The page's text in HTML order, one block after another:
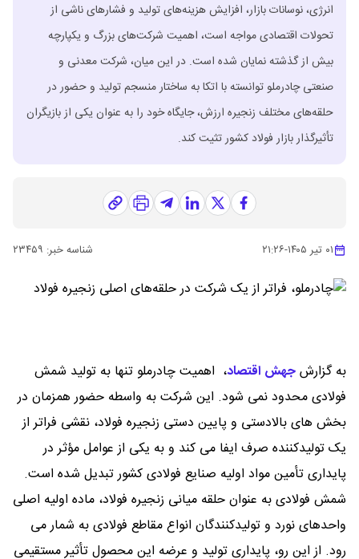
انرژی، نوسانات بازار، افزایش هزینه‌های تولید و فشار‌های ناشی از
تحولات اقتصادی مواجه است، اهمیت شرکت‌های بزرگ و یکپارچه
بیش از گذشته نمایان شده است. در این میان، شرکت معدنی و
صنعتی چادرملو توانسته با اتکا به ساختار منسجم تولید و حضور در
حلقه‌های مختلف زنجیره ارزش، جایگاه خود را به عنوان یکی از بازیگران
تأثیرگذار بازار فولاد کشور تثیت کند.
۰۱ تیر ۱۴۰۵ -۲۱:۲۶ شناسه خبر: ۲۳۴۵۹
به گزارشجهش اقتصاد، اهمیت چادرملو تنها به تولید شمش
فولادی محدود نمی ‌شود. این شرکت به واسطه حضور همزمان در
بخش‌ های بالادستی و پایین ‌دستی زنجیره فولاد، نقشی فراتر از
یک تولیدکننده صرف ایفا می ‌کند و به یکی از عوامل مؤثر در
پایداری تأمین مواد اولیه صنایع فولادی کشور تبدیل شده است.
شمش فولادی به عنوان حلقه میانی زنجیره فولاد، ماده اولیه اصلی
واحدهای نورد و تولیدکنندگان انواع مقاطع فولادی به شمار می
‌رود. از این رو، پایداری تولید و عرضه این محصول تأثیر مستقیمی